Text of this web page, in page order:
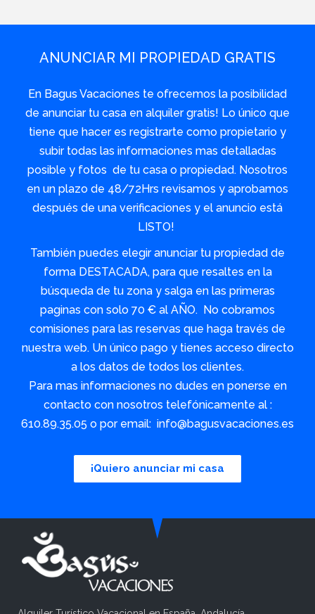
ANUNCIAR MI PROPIEDAD GRATIS
En Bagus Vacaciones te ofrecemos la posibilidad
de anunciar tu casa en alquiler gratis! Lo único que
tiene que hacer es registrarte como propietario y
subir todas las informaciones mas detalladas
posible y fotos de tu casa o propiedad. Nosotros
en un plazo de 48/72Hrs revisamos y aprobamos
después de una verificaciones y el anuncio está
LISTO!
También puedes elegir anunciar tu propiedad de
forma DESTACADA, para que resaltes en la
búsqueda de tu zona y salga en las primeras
paginas con solo 70 € al AÑO. No cobramos
comisiones para las reservas que haga través de
nuestra web. Un único pago y tienes acceso directo
a los datos de todos los clientes.
Para mas informaciones no dudes en ponerse en
contacto con nosotros telefónicamente al :
610.89.35.05 o por email: info@bagusvacaciones.es
¡Quiero anunciar mi casa